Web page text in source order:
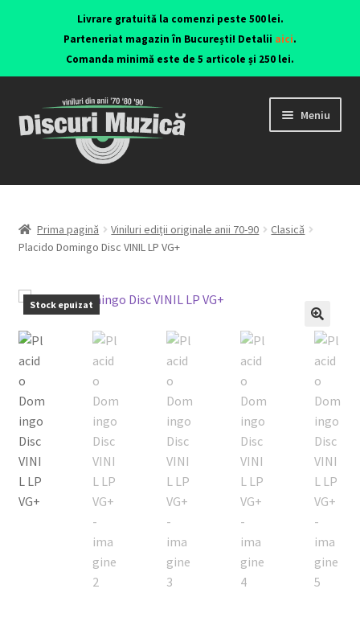
Livrare gratuită la comenzi peste 500 lei.
Parteneriat magazin în București! Detalii aici.
Comanda minimă este de 5 articole și 250 lei.
Meniu
Viniluri ediții originale anii 70-90
CD-uri originale
Echipamente
Listă produse
Oferta lunii
Contul meu
Prima pagină Viniluri ediții originale anii 70-90
Clasică
Placido Domingo Disc VINIL LP VG+
🔍
Stock epuizat